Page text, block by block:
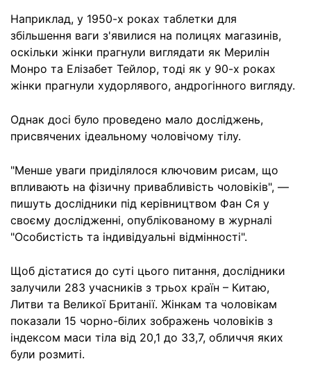
Наприклад, у 1950-х роках таблетки для
збільшення ваги з'явилися на полицях магазинів,
оскільки жінки прагнули виглядати як Мерилін
Монро та Елізабет Тейлор, тоді як у 90-х роках
жінки прагнули худорлявого, андрогінного вигляду.
Однак досі було проведено мало досліджень,
присвячених ідеальному чоловічому тілу.
"Менше уваги приділялося ключовим рисам, що
впливають на фізичну привабливість чоловіків", —
пишуть дослідники під керівництвом Фан Ся у
своєму дослідженні, опублікованому в журналі
"Особистість та індивідуальні відмінності".
Щоб дістатися до суті цього питання, дослідники
залучили 283 учасників з трьох країн – Китаю,
Литви та Великої Британії. Жінкам та чоловікам
показали 15 чорно-білих зображень чоловіків з
індексом маси тіла від 20,1 до 33,7, обличчя яких
були розмиті.